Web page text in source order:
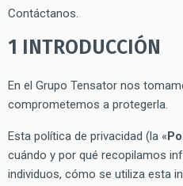
Contáctanos.
1 INTRODUCCIÓN
En el Grupo Tensator nos
comprometemos a protegerla.
Esta política de privacidad (la «
cuándo y por qué recopilamos
individuos, cómo se utiliza esta